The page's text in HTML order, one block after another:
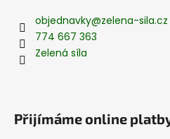
objednavky@zelena-sila.cz
774 667 363
Zelená síla
Přijímáme online